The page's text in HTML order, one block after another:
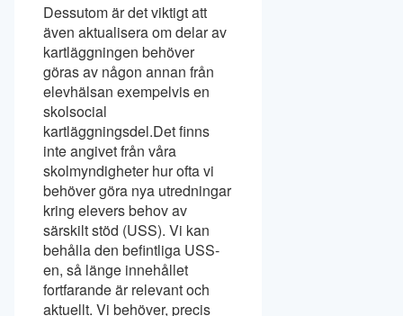
Dessutom är det viktigt att
även aktualisera om delar av
kartläggningen behöver
göras av någon annan från
elevhälsan exempelvis en
skolsocial
kartläggningsdel.Det finns
inte angivet från våra
skolmyndigheter hur ofta vi
behöver göra nya utredningar
kring elevers behov av
särskilt stöd (USS). Vi kan
behålla den befintliga USS-
en, så länge innehållet
fortfarande är relevant och
aktuellt. Vi behöver, precis